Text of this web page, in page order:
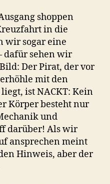
shoppen
in die
wir sogar eine
dafür sehen wir
Der Pirat, der vor
mit den
ist NACKT: Kein
Körper besteht nur
und
darüber! Als wir
ansprechen meint
Hinweis, aber der